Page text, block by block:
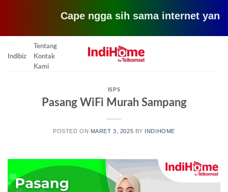
Cape ngga sih sama internet yang
Indibiz
Tentang
Kontak
Kami
ISPS
Pasang WiFi Murah Sampang
POSTED ON MARET 3, 2025 BY INDIHOME